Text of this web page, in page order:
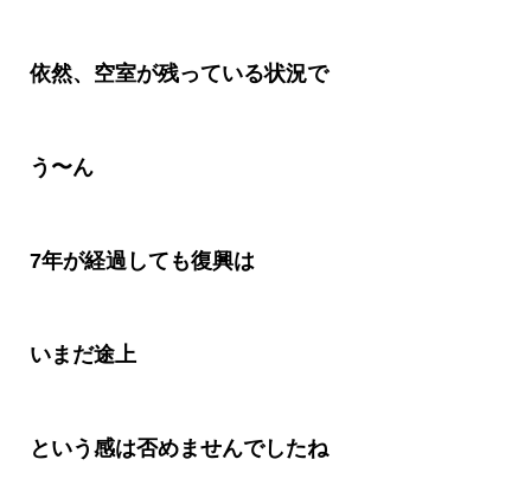
依然、空室が残っている状況で
う〜ん
7年が経過しても復興は
いまだ途上
という感は否めませんでしたね